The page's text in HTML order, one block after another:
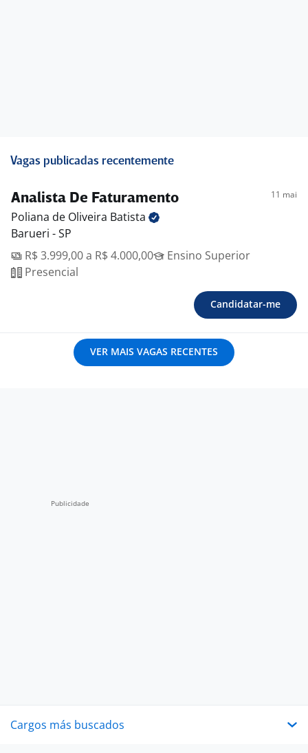
Vagas publicadas recentemente
Analista De Faturamento 11 mai
Poliana de Oliveira Batista
Barueri - SP
R$ 3.999,00 a R$ 4.000,00
Ensino Superior
Presencial
Candidatar-me
VER MAIS VAGAS RECENTES
Cargos más buscados